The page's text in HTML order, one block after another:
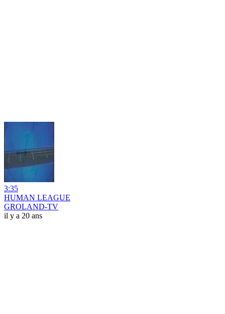
3:35
HUMAN LEAGUE
GROLAND-TV
il y a 20 ans